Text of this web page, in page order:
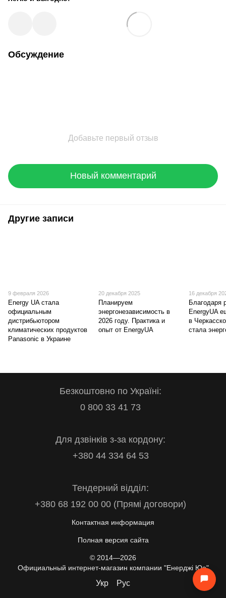
Обсуждение
Добавьте первый отзыв
Новый комментарий
Другие записи
9 февраля 2026
Energy UA стала
официальным
дистрибьютором
климатических продуктов
Panasonic в Украине
20 декабря 2025
Планируем
энергонезависимость в
2026 году. Практика и
опыт от EnergyUA
16 декабря
Благодаря
EnergyUA
в
стала
Безкоштовно по Україні:
0 800 33 41 73
Для дзвінків з-за кордону:
+380 44 334 64 53
Тендерний відділ:
+380 68 192 00 00 (Прямі договори)
Контактная информация
Полная версия сайта
© 2014—2026
Официальный интернет-магазин компании "Енерджі Юа"
Укр Рус